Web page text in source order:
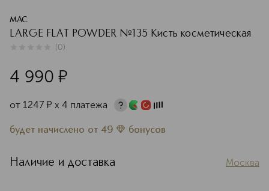
MAC
LARGE FLAT POWDER №135 Кисть косметическая
(0)
4 990 ¤
от 1247 ¤ х 4 платежа
будет начислено от 49 бонусов
Наличие и доставка Москва